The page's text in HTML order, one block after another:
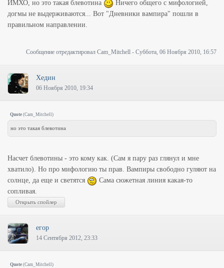
ИМХО, но это такая блевотина
Ничего общего с мифологией,
догмы не выдерживаются... Вот "Дневники вампира" пошли в
правильном направлении.
Сообщение отредактировал Cam_Mitchell - Суббота, 06 Ноября 2010, 16:57
Хедин
06 Ноября 2010, 19:34
Quote (Cam_Mitchell)
но это такая блевотина
Насчет блевотины - это кому как. (Сам я пару раз глянул и мне
хватило). Но про мифологию ты прав. Вампиры свободно гуляют на
солнце, да еще и светятся
Сама сюжетная линия какая-то
сопливая.
егор
14 Сентября 2012, 23:33
Quote (Cam_Mitchell)